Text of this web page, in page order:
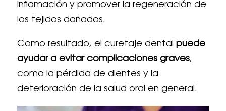
inflamación y promover la regeneración de
los tejidos dañados.
Como resultado, el curetaje dental puede
ayudar a evitar complicaciones graves,
como la pérdida de dientes y la
deterioración de la salud oral en general.